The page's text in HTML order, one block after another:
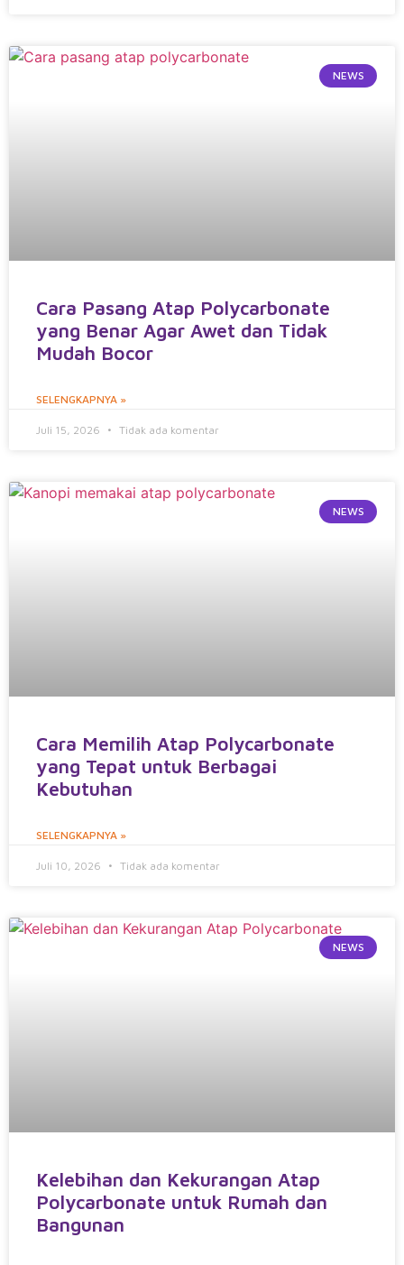
NEWS
Cara Pasang Atap Polycarbonate
yang Benar Agar Awet dan Tidak
Mudah Bocor
SELENGKAPNYA »
Juli 15, 2026 Tidak ada komentar
NEWS
Cara Memilih Atap Polycarbonate
yang Tepat untuk Berbagai
Kebutuhan
SELENGKAPNYA »
Juli 10, 2026 Tidak ada komentar
NEWS
Kelebihan dan Kekurangan Atap
Polycarbonate untuk Rumah dan
Bangunan